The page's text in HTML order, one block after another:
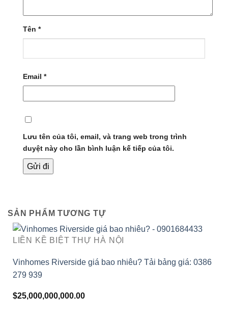
Tên *
Email *
Lưu tên của tôi, email, và trang web trong trình
duyệt này cho lần bình luận kế tiếp của tôi.
SẢN PHẨM TƯƠNG TỰ
LIỀN KỀ BIỆT THỰ HÀ NỘI
Vinhomes Riverside giá bao nhiêu? Tải bảng giá: 0386
279 939
$25,000,000,000.00